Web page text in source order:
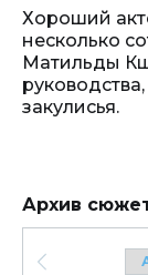
Хороший
несколько
Матильды
закулисья.
Архив